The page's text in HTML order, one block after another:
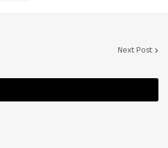
Next Post